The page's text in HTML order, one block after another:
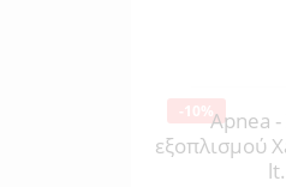
-10%Apnea
εξοπλισμού
lt.